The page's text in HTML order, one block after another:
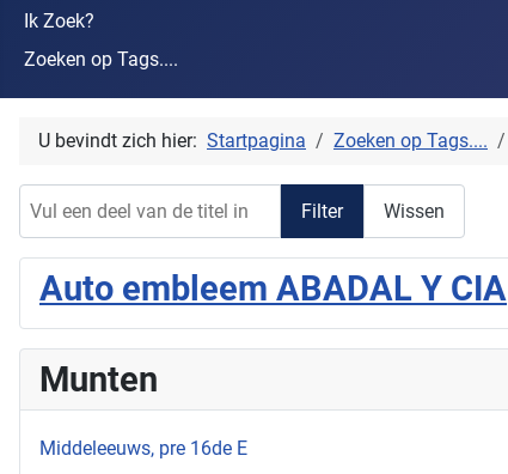
Ik Zoek?
Zoeken op Tags....
U bevindt zich hier: Startpagina Zoeken op Tags....
Filter Wissen
Auto embleem ABADAL Y CIA
Munten
Middeleeuws, pre 16de E